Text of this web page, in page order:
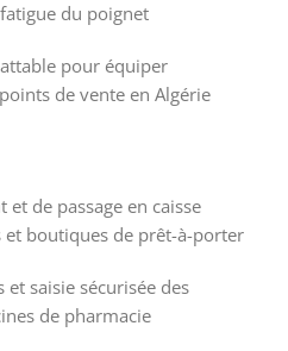
du poignet
pour équiper
de vente en Algérie
et de passage en caisse
boutiques de prêt-à-porter
et saisie sécurisée des
de pharmacie